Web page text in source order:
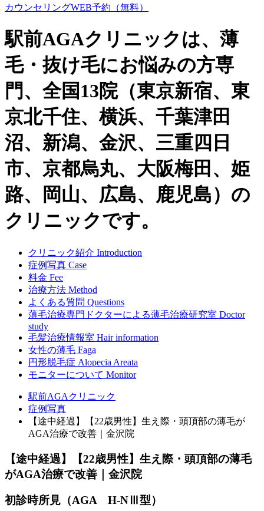
カウンセリングWEB予約（無料）
駅前AGAクリニックは、薄
毛・抜け毛にお悩みの方専
門、全国13院（東京新宿、東
京北千住、横浜、千葉津田
沼、新潟、金沢、三重四日
市、京都烏丸、大阪梅田、姫
路、岡山、広島、鹿児島）の
クリニックです。
クリニック紹介 Introduction
症例写真 Case
料金 Fee
治療方法 Method
よくある質問 Questions
薄毛治療専門ドクターによる薄毛治療研究室 Doctor
study
毛髪治療情報室 Hair information
女性の薄毛 Faga
円形脱毛症 Alopecia Areata
モニターについて Monitor
駅前AGAクリニック
症例写真
【途中経過】【22歳男性】生え際・頭頂部の薄毛が
AGA治療で改善｜金沢院
【途中経過】【22歳男性】生え際・頭頂部の薄毛
がAGA治療で改善｜金沢院
初診時所見（AGA H-NⅢ型）